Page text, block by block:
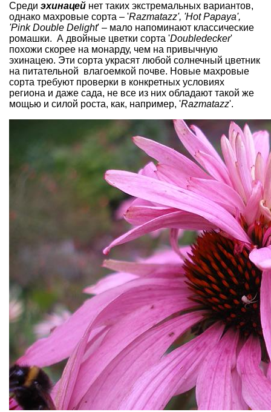
Среди эхинацей нет таких экстремальных вариантов,
однако махровые сорта – 'Razmatazz', 'Hot Papaya',
'Pink Double Delight' – мало напоминают классические
ромашки. А двойные цветки сорта 'Doubledecker'
похожи скорее на монарду, чем на привычную
эхинацею. Эти сорта украсят любой солнечный цветник
на питательной влагоемкой почве. Новые махровые
сорта требуют проверки в конкретных условиях
региона и даже сада, не все из них обладают такой же
мощью и силой роста, как, например, 'Razmatazz'.